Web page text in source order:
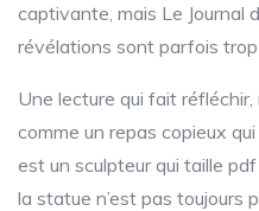
captivante, mais Le
révélations sont parfois
Une lecture qui fait
comme un repas copieux qui
est un sculpteur qui taille
la statue n’est pas toujours